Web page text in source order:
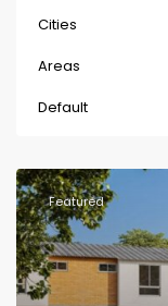
Cities
Areas
Default
Featured